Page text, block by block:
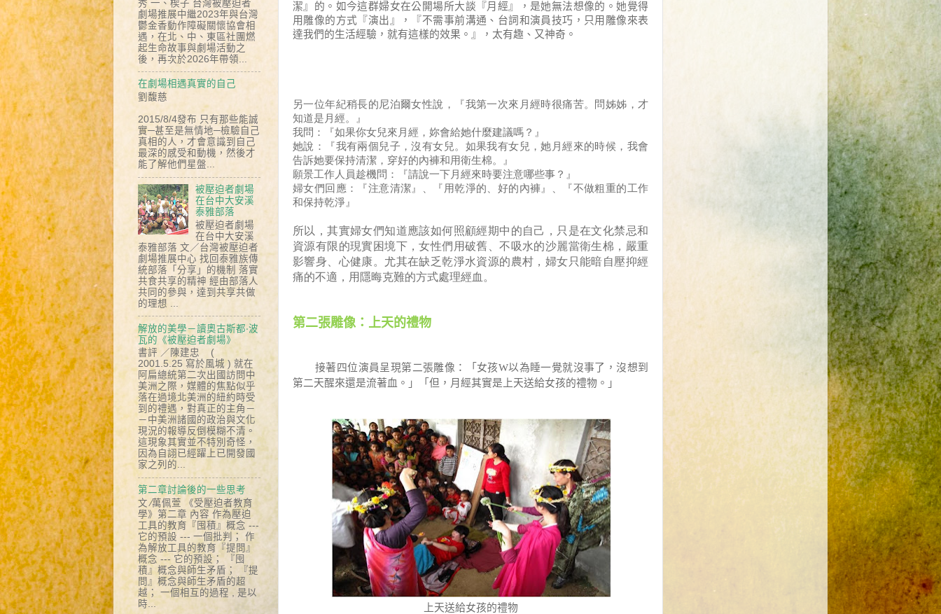
潔』的。如今這群婦女在公開場所大談『月經』，是她無法想像的。她覺得
用雕像的方式『演出』，『不需事前溝通、台詞和演員技巧，只用雕像來表
達我們的生活經驗，就有這樣的效果。』，太有趣、又神奇。
另一位年紀稍長的尼泊爾女性說，『我第一次來月經時很痛苦。問姊姊，才
知道是月經。』
我問：『如果你女兒來月經，妳會給她什麼建議嗎？』
她說：『我有兩個兒子，沒有女兒。 如果我有女兒，她月經來的時候，我會
告訴她要保持清潔，穿好的內褲和用衛生棉。』
願景工作人員趁機問：『請說一下月經來時要注意哪些事？』
婦女們回應：『注意清潔』、
『用乾淨的、好的內褲』、
『不做粗重的工作
和保持乾淨』
所以，其實婦女們知道應該如何照顧經期中的自己，只是在文化禁忌和
資源有限的現實困境下，女性們用破舊、不吸水的沙麗當衛生棉， 嚴重
影響身 、心健康。尤其在缺乏乾淨水資源的農村，婦女只能暗自壓抑經
痛的不適，用隱晦克難的方式處理經血。
第二張雕像：上天的禮物
接著四位演員呈現第二張雕像：「女孩W以為睡一覺就沒事了，沒想到
第二天醒來還是流著血。」「但，月經其實是上天送給女孩的禮物。」
上天送給女孩的禮物
秀 一、楔子 台灣被壓迫者
劇場推展中繼2023年與台灣
鬱金香動作障礙關懷協會相
遇，在北、中、東區社團燃
起生命故事與劇場活動之
後，再次於2026年帶領...
在劇場相遇真實的自己
劉馥慈
2015/8/4發布 只有那些能誠
實─甚至是無情地─檢驗自己
真相的人，才會意識到自己
最深的感受和動機，然後才
能了解他們星盤...
被壓迫者劇場
在台中大安溪
泰雅部落
被壓迫者劇場
在台中大安溪
泰雅部落 文／台灣被壓迫者
劇場推展中心 找回泰雅族傳
統部落「分享」的機制 落實
共食共享的精神 經由部落人
共同的參與，達到共享共做
的理想 ...
解放的美學－讀奧古斯都‧波
瓦的《被壓迫者劇場》
書評 ／陳建忠 (
2001.5.25 寫於風城 ) 就在
阿扁總統第二次出國訪問中
美洲之際，媒體的焦點似乎
落在過境北美洲的紐約時受
到的禮遇，對真正的主角－
－中美洲諸國的政治與文化
現況的報導反倒模糊不清。
這現象其實並不特別奇怪，
因為自詡已經躍上已開發國
家之列的...
第二章討論後的一些思考
文 ∕萬佩萱 《受壓迫者教育
學》第二章 內容 作為壓迫
工具的教育『囤積』概念 ---
它的預設 --- 一個批判； 作
為解放工具的教育『提問』
概念 --- 它的預設； 『囤
積』概念與師生矛盾； 『提
問』概念與師生矛盾的超
越； 一個相互的過程 , 是以
時...